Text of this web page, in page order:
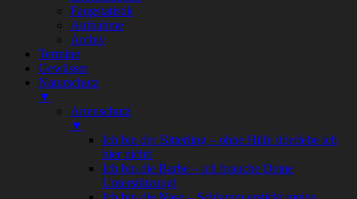
Fangstatistik
Aufnahme
Archiv
Termine
Gewässer
Naturschutz
▼
Artenschutz
▼
Ich bin der Bitterling – ohne Hilfe überlebe ich
hier nicht!
Ich bin die Barbe – ich brauche Deine
Unterstützung!